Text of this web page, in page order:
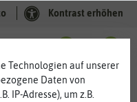
Kontrast erhöhen
Technologien auf unserer
Daten von
IP-Adresse), um z.B.